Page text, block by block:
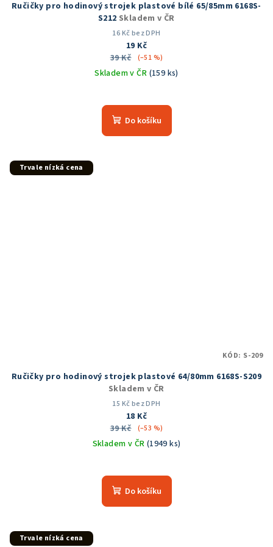
Ručičky pro hodinový strojek plastové bílé 65/85mm 6168S-
S212 Skladem v ČR
16 Kč bez DPH
19 Kč
39 Kč
(–51 %)
Skladem v ČR (159 ks)
hodnocení
produktu
Do košíku
Trvale nízká cena
Ručičky pro hodinový strojek plastové 64/80mm 6168S-S209
Skladem v ČR
15 Kč bez DPH
18 Kč
39 Kč
(–53 %)
Skladem v ČR (1949 ks)
hodnocení
produktu
Do košíku
KÓD: S-209
Trvale nízká cena